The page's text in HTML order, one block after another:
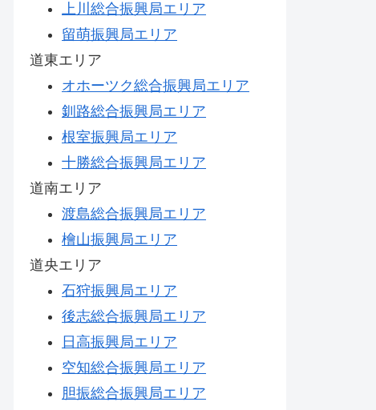
上川総合振興局エリア
留萌振興局エリア
道東エリア
オホーツク総合振興局エリア
釧路総合振興局エリア
根室振興局エリア
十勝総合振興局エリア
道南エリア
渡島総合振興局エリア
檜山振興局エリア
道央エリア
石狩振興局エリア
後志総合振興局エリア
日高振興局エリア
空知総合振興局エリア
胆振総合振興局エリア